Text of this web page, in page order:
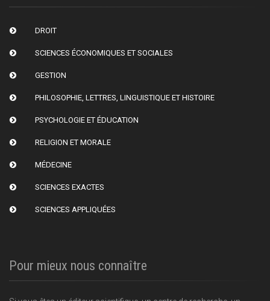
DROIT
SCIENCES ÉCONOMIQUES ET SOCIALES
GESTION
PHILOSOPHIE, LETTRES, LINGUISTIQUE ET HISTOIRE
PSYCHOLOGIE ET ÉDUCATION
RELIGION ET MORALE
MÉDECINE
SCIENCES EXACTES
SCIENCES APPLIQUÉES
Pour mieux nous connaître